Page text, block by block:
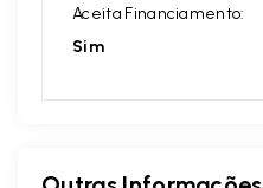
Aceita Financiamento:
Sim